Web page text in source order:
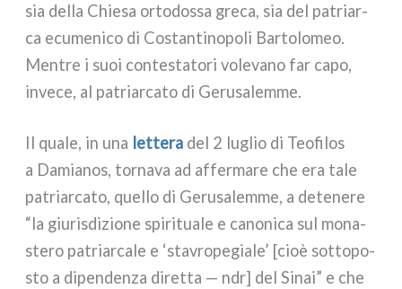
sia del­la Chiesa orto­dos­sa gre­ca, sia del patriar­
ca ecu­me­ni­co di Costantinopoli Bartolomeo.
Mentre i suoi con­te­sta­to­ri vole­va­no far capo,
inve­ce, al patriar­ca­to di Gerusalemme.
Il qua­le, in una let­te­ra del 2 luglio di Teofilos
a Damianos, tor­na­va ad affer­ma­re che era tale
patriar­ca­to, quel­lo di Gerusalemme, a dete­ne­re
“la giu­ri­sdi­zio­ne spi­ri­tua­le e cano­ni­ca sul mona­
ste­ro patriar­ca­le e ‘sta­vro­pe­gia­le’ [cioè sot­to­po­
sto a dipen­den­za diret­ta — ndr] del Sinai” e che